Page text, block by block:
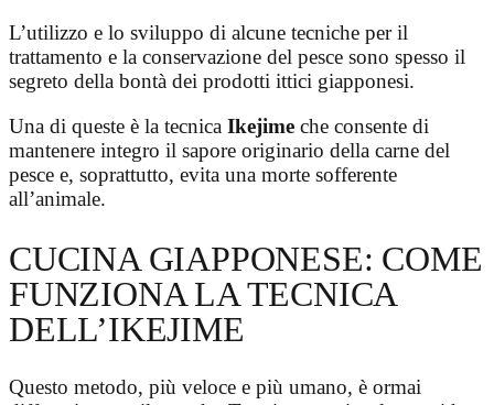
L’utilizzo e lo sviluppo di alcune tecniche per il
trattamento e la conservazione del pesce sono spesso il
segreto della bontà dei prodotti ittici giapponesi.
Una di queste è la tecnica Ikejime che consente di
mantenere integro il sapore originario della carne del
pesce e, soprattutto, evita una morte sofferente
all’animale.
CUCINA GIAPPONESE: COME
FUNZIONA LA TECNICA
DELL’IKEJIME
Questo metodo, più veloce e più umano, è ormai